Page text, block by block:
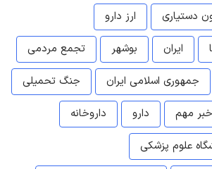
دستیاری
ارز دارو
ایران بوشهر
تجمع مردمی
جمهوری اسلامی ایران
جنگ تحمیلی
خبر مهم دارو
داروخانه
علوم پزشکی